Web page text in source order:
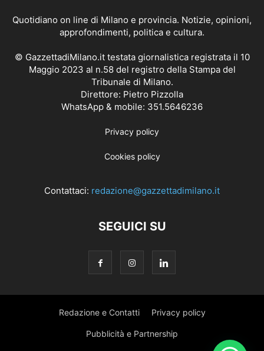
Quotidiano on line di Milano e provincia. Notizie, opinioni,
approfondimenti, politica e cultura.
© GazzettadiMilano.it testata giornalistica registrata il 10
Maggio 2023 al n.58 del registro della Stampa del
Tribunale di Milano.
Direttore: Pietro Pizzolla
WhatsApp & mobile: 351.5646236
Privacy policy
Cookies policy
Contattaci: redazione@gazzettadimilano.it
SEGUICI SU
Redazione e Contatti Privacy policy
Pubblicità e Partnership